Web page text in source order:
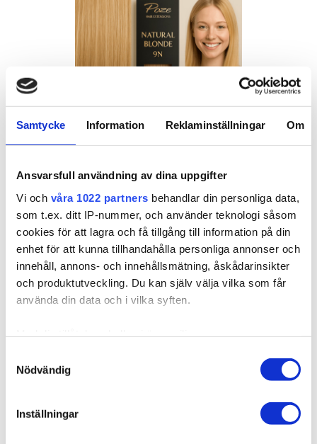
Samtycke Information Reklaminställningar Om
Ansvarsfull användning av dina uppgifter
Vi och våra 1022 partners behandlar din personliga data,
som t.ex. ditt IP-nummer, och använder teknologi såsom
cookies för att lagra och få tillgång till information på din
enhet för att kunna tillhandahålla personliga annonser och
innehåll, annons- och innehållsmätning, åskådarinsikter
och produktutveckling. Du kan själv välja vilka som får
använda din data och i vilka syften.
kan ha en noggrannhet på upp till flera meter
Ta reda på mer om hur dina personliga uppgifter
Nödvändig
Inställningar
204012
Poze Standard Teippipidennykset - 50g 9N Natural
Blonde - 40cm
Saatavilla useissa versioissa